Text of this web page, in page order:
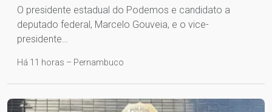
O presidente estadual do Podemos e candidato a
deputado federal, Marcelo Gouveia, e o vice-
presidente…
Há 11 horas – Pernambuco